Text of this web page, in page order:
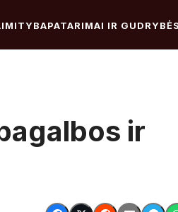
MITYBAPATARIMAI IR
ir